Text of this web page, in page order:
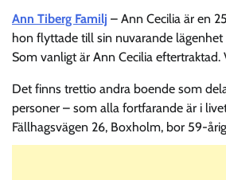
Ann Tiberg Familj – Ann Cecilia är en
hon flyttade till sin nuvarande lägenhet
Som vanligt är Ann Cecilia
Det finns trettio andra boende som
personer – som alla fortfarande är i
Fällhagsvägen 26, Boxholm, bor 59-